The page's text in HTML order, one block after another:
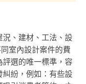
、建材、工法、設
室內設計案件的費
選的唯一標準，容
紛，例如：有些設